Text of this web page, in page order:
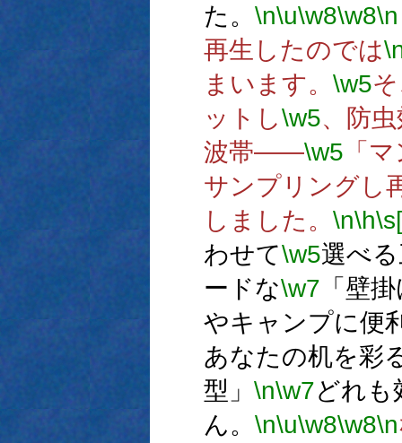
た。 \n\u\w8\w8\n
再生したのでは
まいます。 \w5
ットし\w5、防
波帯――\w5 「
サンプリングし
しました。 \n\h
わせて\w5選べ
ードな\w7 「壁
やキャンプに便
あなたの机を彩
型」 \n\w7どれも
ん。 \n\u\w8\w8\n